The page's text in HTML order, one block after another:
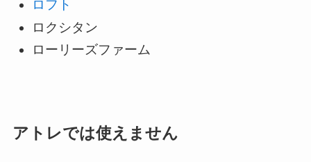
ロフト
ロクシタン
ローリーズファーム
アトレでは使えません